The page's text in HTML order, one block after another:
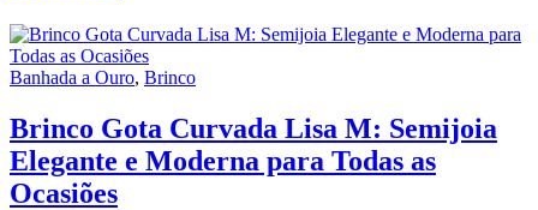
Banhada a Ouro, Brinco
Brinco Gota Curvada Lisa M: Semijoia
Elegante e Moderna para Todas as
Ocasiões